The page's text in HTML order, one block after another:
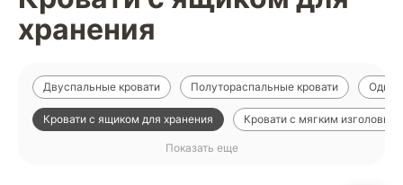
хранения
Двуспальные кровати Полутораспальные кровати
Кровати с ящиком для хранения Кровати с мягким изголовьем
Кровати с металлическим каркасом
Показать еще